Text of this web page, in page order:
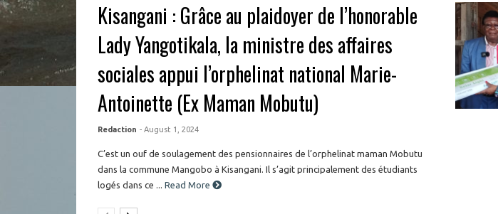
Kisangani : Grâce au plaidoyer de l’honorable
Lady Yangotikala, la ministre des affaires
sociales appui l’orphelinat national Marie-
Antoinette (Ex Maman Mobutu)
Redaction - August 1, 2024
C’est un ouf de soulagement des pensionnaires de l’orphelinat maman Mobutu
dans la commune Mangobo à Kisangani. Il s’agit principalement des étudiants
logés dans ce ... Read More